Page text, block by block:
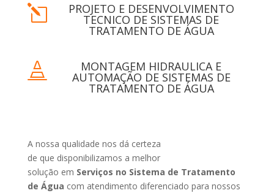
l PROJETO E DESENVOLVIMENTO
TECNICO DE SISTEMAS DE
TRATAMENTO DE ÁGUA
 MONTAGEM HIDRAULICA E
AUTOMAÇÃO DE SISTEMAS DE
TRATAMENTO DE ÁGUA
A nossa qualidade nos dá certeza
de que disponibilizamos a melhor
solução em Serviços no Sistema de Tratamento
de Água com atendimento diferenciado para nossos